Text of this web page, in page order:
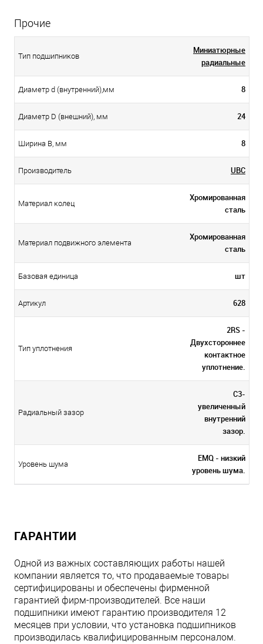
Прочие
Тип подшипников
Миниатюрные
радиальные
Диаметр d (внутренний),мм 8
Диаметр D (внешний), мм 24
Ширина B, мм 8
Производитель UBC
Материал колец
Хромированная
сталь
Материал подвижного элемента
Хромированная
сталь
Базовая единица шт
Артикул 628
Тип уплотнения
2RS -
Двухстороннее
контактное
уплотнение.
Радиальный зазор
C3-
увеличенный
внутренний
зазор.
Уровень шума
EMQ - низкий
уровень шума.
ГАРАНТИИ
Одной из важных составляющих работы нашей
компании является то, что продаваемые товары
сертифицированы и обеспечены фирменной
гарантией фирм-производителей. Все наши
подшипники имеют гарантию производителя 12
месяцев при условии, что установка подшипников
производилась квалифицированным персоналом.